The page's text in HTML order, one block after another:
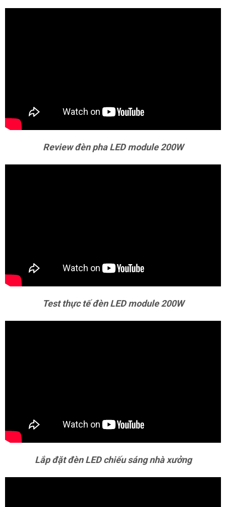
Review đèn pha LED module 200W
Test thực tế đèn LED module 200W
Lắp đặt đèn LED chiếu sáng nhà xưởng